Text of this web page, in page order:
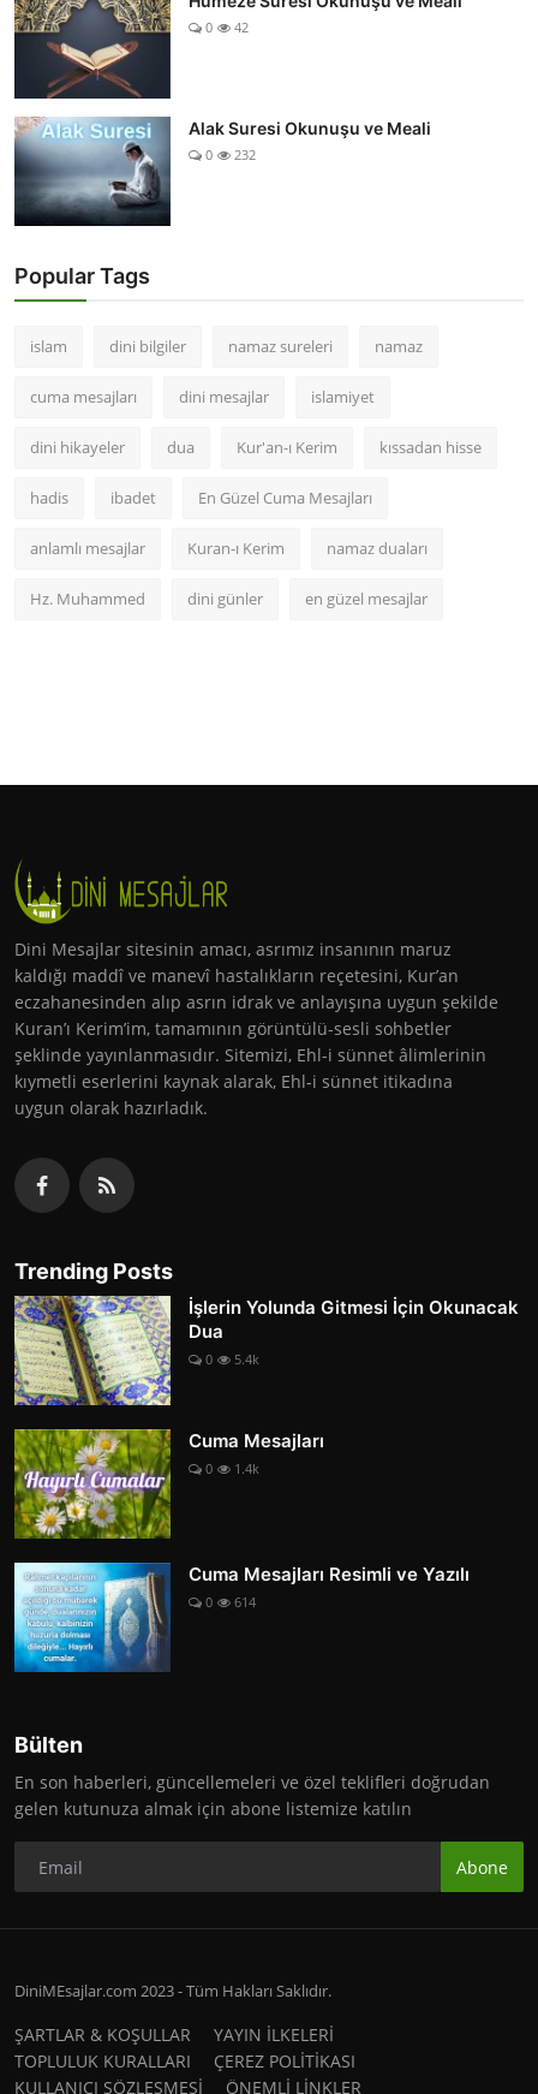
0 42
Alak Suresi Okunuşu ve Meali
0 232
Popular Tags
islam dini bilgiler namaz sureleri namaz
cuma mesajları dini mesajlar islamiyet
dini hikayeler dua Kur'an-ı Kerim kıssadan hisse
hadis ibadet En Güzel Cuma Mesajları
anlamlı mesajlar Kuran-ı Kerim namaz duaları
Hz. Muhammed dini günler en güzel mesajlar
Dini Mesajlar sitesinin amacı, asrımız insanının maruz
kaldığı maddî ve manevî hastalıkların reçetesini, Kur’an
eczahanesinden alıp asrın idrak ve anlayışına uygun şekilde
Kuran’ı Kerim’im, tamamının görüntülü-sesli sohbetler
şeklinde yayınlanmasıdır. Sitemizi, Ehl-i sünnet âlimlerinin
kıymetli eserlerini kaynak alarak, Ehl-i sünnet itikadına
uygun olarak hazırladık.
Trending Posts
İşlerin Yolunda Gitmesi İçin Okunacak
Dua
0 5.4k
Cuma Mesajları
0 1.4k
Cuma Mesajları Resimli ve Yazılı
0 614
Bülten
En son haberleri, güncellemeleri ve özel teklifleri doğrudan
gelen kutunuza almak için abone listemize katılın
Abone
DiniMEsajlar.com 2023 - Tüm Hakları Saklıdır.
ŞARTLAR & KOŞULLAR
YAYIN İLKELERİ
TOPLULUK KURALLARI
ÇEREZ POLİTİKASI
KULLANICI SÖZLEŞMESİ
ÖNEMLİ LİNKLER